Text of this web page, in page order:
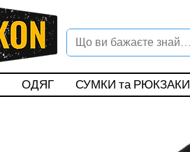
ОДЯГ СУМКИ та РЮКЗАКИ